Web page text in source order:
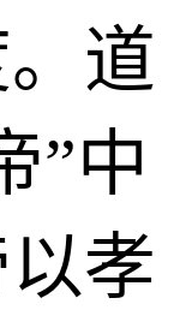
道
”中
孝